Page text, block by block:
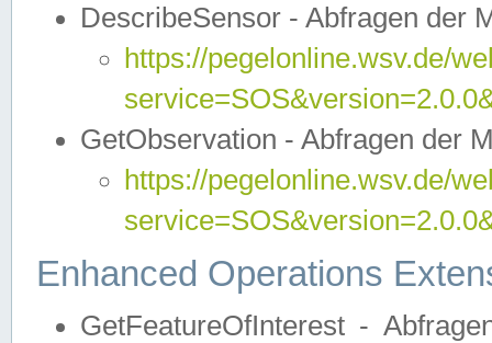
DescribeSensor - Abfragen der
https://pegelonline.wsv.de/
GetObservation - Abfragen der
https://pegelonline.wsv.de/
Enhanced Operations
GetFeatureOfInterest -